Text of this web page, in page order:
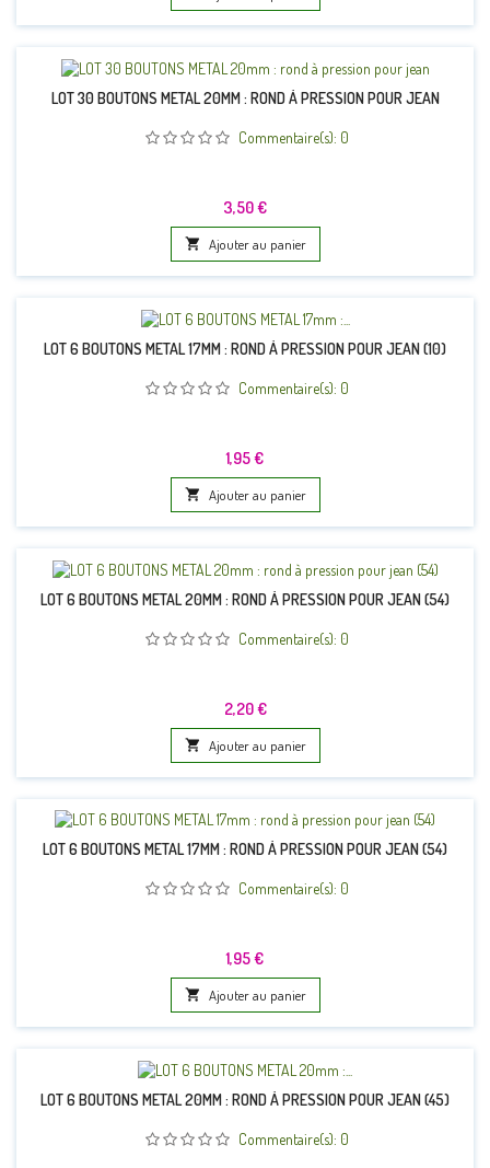
LOT 30 BOUTONS METAL 20MM : ROND À PRESSION POUR JEAN
Commentaire(s): 0
Prix
3,50 €
 Ajouter au panier
LOT 6 BOUTONS METAL 17MM : ROND À PRESSION POUR JEAN (10)
Commentaire(s): 0
Prix
1,95 €
 Ajouter au panier
LOT 6 BOUTONS METAL 20MM : ROND À PRESSION POUR JEAN (54)
Commentaire(s): 0
Prix
2,20 €
 Ajouter au panier
LOT 6 BOUTONS METAL 17MM : ROND À PRESSION POUR JEAN (54)
Commentaire(s): 0
Prix
1,95 €
 Ajouter au panier
LOT 6 BOUTONS METAL 20MM : ROND À PRESSION POUR JEAN (45)
Commentaire(s): 0